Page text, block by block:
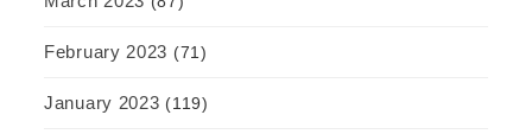
February 2023 (71)
January 2023 (119)